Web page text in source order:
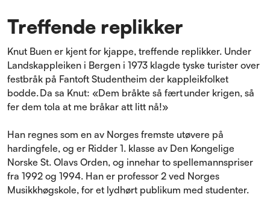
Treffende replikker
Knut Buen er kjent for kjappe, treffende replikker. Under
Landskappleiken i Bergen i 1973 klagde tyske turister over
festbråk på Fantoft Studentheim der kappleikfolket
bodde. Da sa Knut: «Dem bråkte så fært under krigen, så
fer dem tola at me bråkar att litt nå!»
Han regnes som en av Norges fremste utøvere på
hardingfele, og er Ridder 1. klasse av Den Kongelige
Norske St. Olavs Orden, og innehar to spellemannspriser
fra 1992 og 1994. Han er professor 2 ved Norges
Musikkhøgskole, for et lydhørt publikum med studenter.